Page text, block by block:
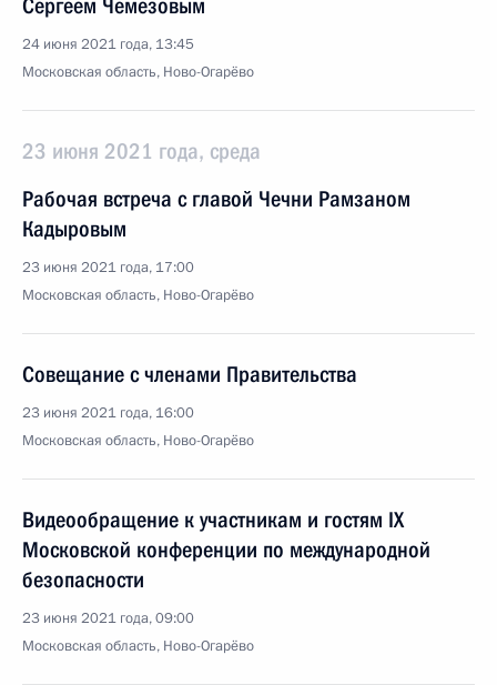
Сергеем Чемезовым
24 июня 2021 года, 13:45
Московская область, Ново-Огарёво
23 июня 2021 года, среда
Рабочая встреча с главой Чечни Рамзаном
Кадыровым
23 июня 2021 года, 17:00
Московская область, Ново-Огарёво
Совещание с членами Правительства
23 июня 2021 года, 16:00
Московская область, Ново-Огарёво
Видеообращение к участникам и гостям IX
Московской конференции по международной
безопасности
23 июня 2021 года, 09:00
Московская область, Ново-Огарёво